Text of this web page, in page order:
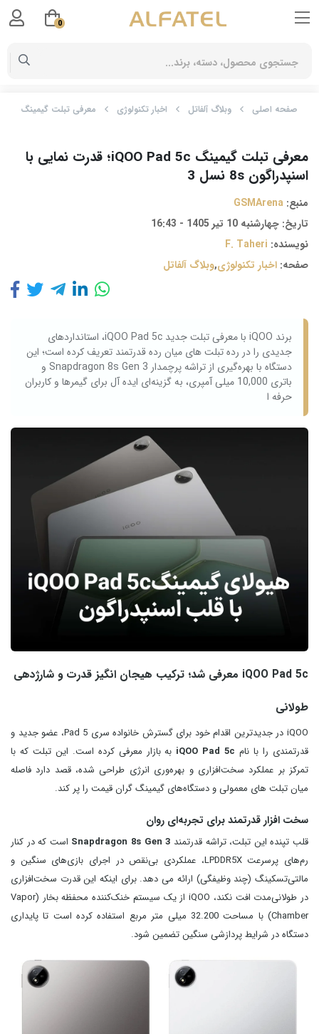
صفحه اصلی وبلاگ آلفاتل اخبار تکنولوژی معرفی تبلت گیمینگ iQOO Pad 5c؛ قدرت‌ نمایی با اسنپدراگون 8s نسل 3
معرفی تبلت گیمینگ iQOO Pad 5c؛ قدرت‌ نمایی با
اسنپدراگون 8s نسل 3
منبع: GSMArena
تاریخ: چهارشنبه 10 تیر 1405 - 16:43
نویسنده: F. Taheri
صفحه: اخبار تکنولوژی,وبلاگ آلفاتل
برند iQOO با معرفی تبلت جدید iQOO Pad 5c، استانداردهای
جدیدی را در رده تبلت‌ های میان‌ رده قدرتمند تعریف کرده است؛ این
دستگاه با بهره‌گیری از تراشه پرچمدار Snapdragon 8s Gen 3 و
باتری 10,000 میلی‌ آمپری، به گزینه‌ای ایده‌ آل برای گیمرها و کاربران
حرفه‌ ا
iQOO Pad 5c معرفی شد؛ ترکیب هیجان‌ انگیز قدرت و شارژدهی
طولانی
iQOO در جدیدترین اقدام خود برای گسترش خانواده سری Pad 5، عضو جدید و
قدرتمندی را با نام iQOO Pad 5c به بازار معرفی کرده است. این تبلت که با
تمرکز بر عملکرد سخت‌افزاری و بهره‌وری انرژی طراحی شده، قصد دارد فاصله
میان تبلت‌ های معمولی و دستگاه‌های گیمینگ گران‌ قیمت را پر کند.
سخت‌ افزار قدرتمند برای تجربه‌ای روان
قلب تپنده این تبلت، تراشه قدرتمند Snapdragon 8s Gen 3 است که در کنار
رم‌های پرسرعت LPDDR5X، عملکردی بی‌نقص در اجرای بازی‌های سنگین و
مالتی‌تسکینگ (چند وظیفگی) ارائه می دهد. برای اینکه این قدرت سخت‌افزاری
در طولانی‌مدت افت نکند، iQOO از یک سیستم خنک‌کننده محفظه بخار (Vapor
Chamber) با مساحت 32.200 میلی متر مربع استفاده کرده است تا پایداری
دستگاه در شرایط پردازشی سنگین تضمین شود.
0